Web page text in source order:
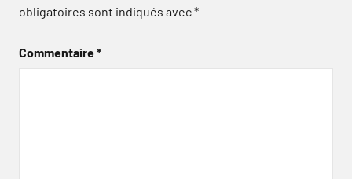
obligatoires sont indiqués avec*
Commentaire*